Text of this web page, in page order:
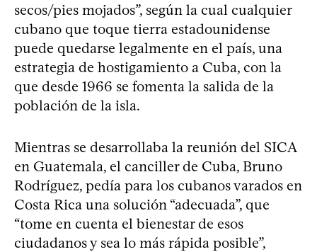
secos/pies mojados”, según la cual cualquier
cubano que toque tierra estadounidense
puede quedarse legalmente en el país, una
estrategia de hostigamiento a Cuba, con la
que desde 1966 se fomenta la salida de la
población de la isla.
Mientras se desarrollaba la reunión del SICA
en Guatemala, el canciller de Cuba, Bruno
Rodríguez, pedía para los cubanos varados en
Costa Rica una solución “adecuada”, que
“tome en cuenta el bienestar de esos
ciudadanos y sea lo más rápida posible”,